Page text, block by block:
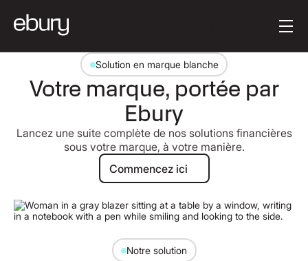
Solution en marque blanche
Votre marque, portée par
Ebury
Lancez une suite complète de nos solutions financières
sous votre marque, à votre manière.
Commencez ici
Commencez ici
Notre solution